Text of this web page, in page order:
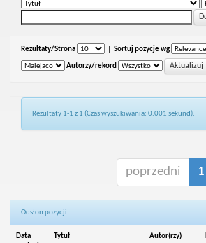
Rezultaty/Strona Sortuj pozycje wg
Autorzy/rekord
Rezultaty 1-1 z 1 (Czas wyszukiwania: 0.001 sekund).
poprzedni 1
Odsłon pozycji:
Data Tytuł Autor(rzy)